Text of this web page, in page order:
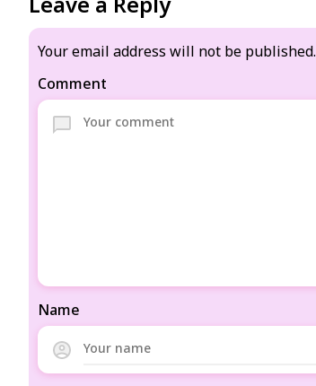
Your email address will not be published.
Comment
Name